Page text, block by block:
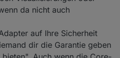
da nicht auch
auf Ihre Sicherheit
dir die Garantie geben